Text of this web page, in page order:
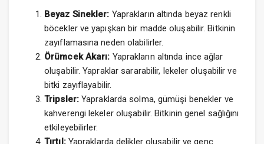
Beyaz Sinekler: Yaprakların altında beyaz renkli
böcekler ve yapışkan bir madde oluşabilir. Bitkinin
zayıflamasına neden olabilirler.
Örümcek Akarı: Yaprakların altında ince ağlar
oluşabilir. Yapraklar sararabilir, lekeler oluşabilir ve
bitki zayıflayabilir.
Tripsler:Yapraklarda solma, gümüşi benekler ve
kahverengi lekeler oluşabilir. Bitkinin genel sağlığını
etkileyebilirler.
Tırtıl:Yapraklarda delikler oluşabilir ve genç